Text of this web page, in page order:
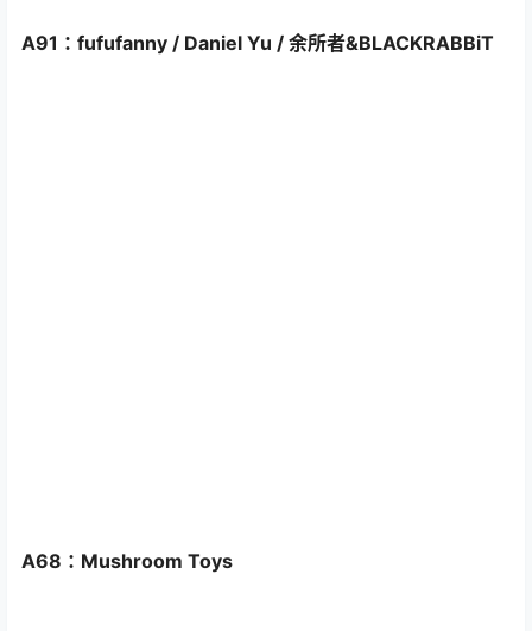
A91：fufufanny / Daniel Yu / 余所者&BLACKRABBiT
A68：Mushroom Toys